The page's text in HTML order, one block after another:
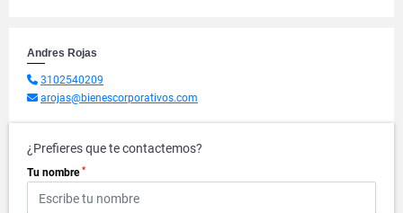
Andres Rojas
3102540209
arojas@bienescorporativos.com
¿Prefieres que te contactemos?
Tu nombre *